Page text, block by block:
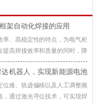
架自动化焊接的应用
、高稳定性的特点，为电气柜
高焊接效率和质量的同时，降
机器人，实现新能源电池
难、轨迹偏移以及人工调整频
通过激光寻位技术，可实现焊